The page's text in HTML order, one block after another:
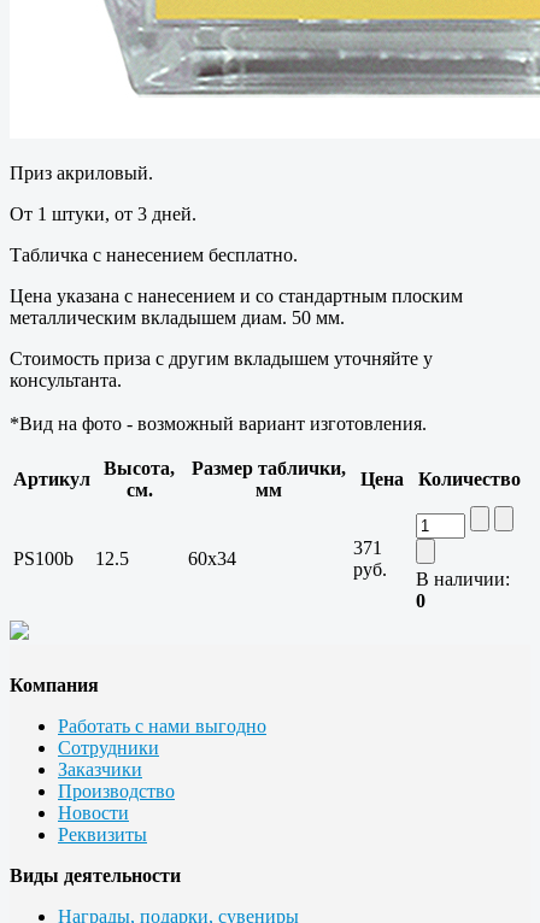
Приз акриловый.
От 1 штуки, от 3 дней.
Табличка с нанесением бесплатно.
Цена указана с нанесением и со стандартным плоским
металлическим вкладышем диам. 50 мм.
Стоимость приза с другим вкладышем уточняйте у
консультанта.
*Вид на фото - возможный вариант изготовления.
Артикул
Высота,
см.
Размер таблички,
мм
Цена Количество
PS100b 12.5 60x34
371
руб.
В наличии:
0
Компания
Работать с нами выгодно
Сотрудники
Заказчики
Производство
Новости
Реквизиты
Виды деятельности
Награды, подарки, сувениры